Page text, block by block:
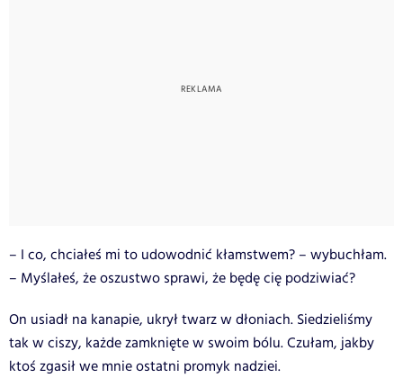
– I co, chciałeś mi to udowodnić kłamstwem? – wybuchłam.
– Myślałeś, że oszustwo sprawi, że będę cię podziwiać?
On usiadł na kanapie, ukrył twarz w dłoniach. Siedzieliśmy
tak w ciszy, każde zamknięte w swoim bólu. Czułam, jakby
ktoś zgasił we mnie ostatni promyk nadziei.